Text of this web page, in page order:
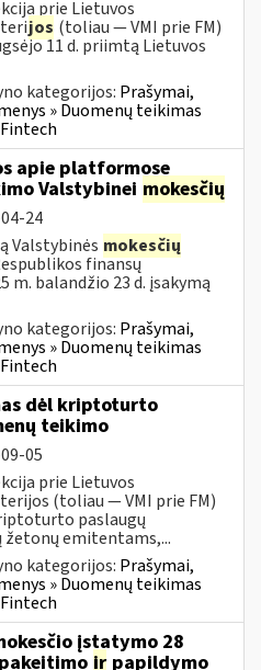
prie Lietuvos
jos (toliau — VMI prie FM)
11 d. priimtą Lietuvos
kategorijos: Prašymai,
» Duomenų teikimas
apie platformose
Valstybinei mokesčių
24
Valstybinės mokesčių
finansų
balandžio 23 d. įsakymą
kategorijos: Prašymai,
» Duomenų teikimas
dėl kriptoturto
teikimo
05
prie Lietuvos
(toliau — VMI prie FM)
paslaugų
emitentams,...
kategorijos: Prašymai,
» Duomenų teikimas
įstatymo 28
ir papildymo